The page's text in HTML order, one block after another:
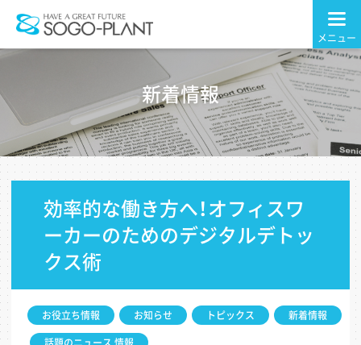
株式会社 総合プ
ラント
新着情報
効率的な働き方へ！オフィスワ
ーカーのためのデジタルデトッ
クス術
お役立ち情報 お知らせ トピックス
新着情報